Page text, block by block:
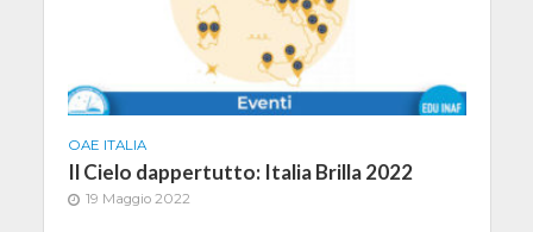
OAE ITALIA
Il Cielo dappertutto: Italia Brilla 2022
19 Maggio 2022